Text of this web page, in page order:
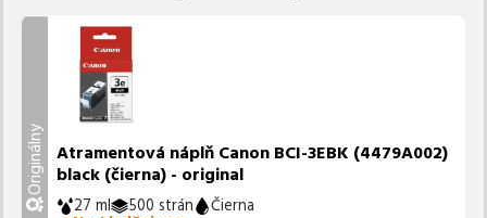
Originálny Atramentová náplň Canon BCI-3EBK (4479A002)
black (čierna) - original
27 ml 500 strán
Čierna